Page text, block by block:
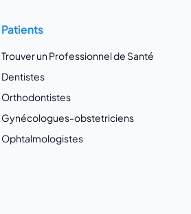
Patients
Trouver un Professionnel de Santé
Dentistes
Orthodontistes
Gynécologues-obstetriciens
Ophtalmologistes